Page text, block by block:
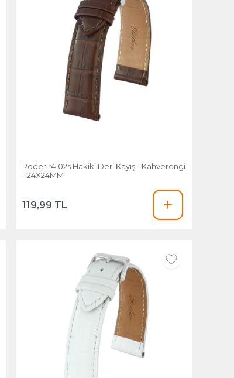
Roder r4102s Hakiki Deri Kayış - Kahverengi
- 24X24MM
119,99 TL